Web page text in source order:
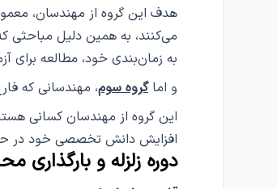
هدف این گروه از مهندسان،
می‌کنند، به همین دلیل مباحثی
به زمان‌بندی خود، مطالعه برای
و اماگروه سوم، مهندسانی که
این گروه از مهندسان کسانی
افزایش دانش تخصصی خود در
دوره زلزله و بارگذاری